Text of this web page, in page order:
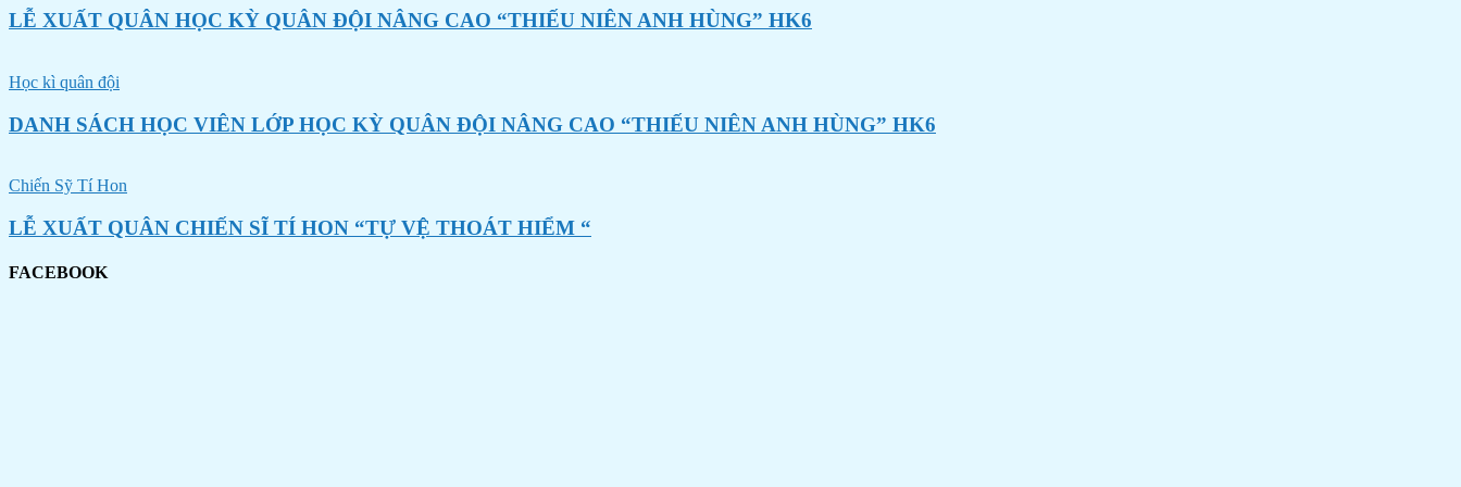
LỄ XUẤT QUÂN HỌC KỲ QUÂN ĐỘI NÂNG CAO “THIẾU NIÊN ANH HÙNG” HK6
Học kì quân đội
DANH SÁCH HỌC VIÊN LỚP HỌC KỲ QUÂN ĐỘI NÂNG CAO “THIẾU NIÊN ANH HÙNG” HK6
Chiến Sỹ Tí Hon
LỄ XUẤT QUÂN CHIẾN SĨ TÍ HON “TỰ VỆ THOÁT HIỂM “
FACEBOOK